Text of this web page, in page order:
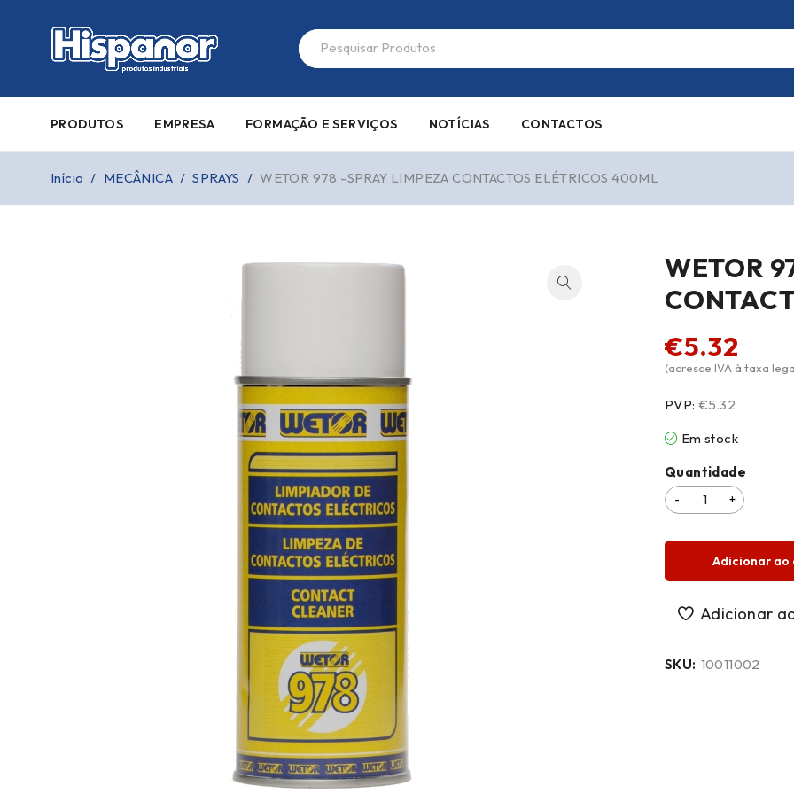
PRODUTOS EMPRESA FORMAÇÃO E SERVIÇOS NOTÍCIAS CONTACTOS
Início / MECÂNICA / SPRAYS / WETOR 978 -SPRAY LIMPEZA CONTACTOS ELÉTRICOS 400ML
WETOR
€5.32
(acresce IVA à taxa
PVP: €5.32
Em stock
Quantidade
Adicionar ao
SKU: 10011002